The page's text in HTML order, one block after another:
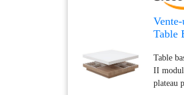
Table
MDF
&
Table
II
plateau